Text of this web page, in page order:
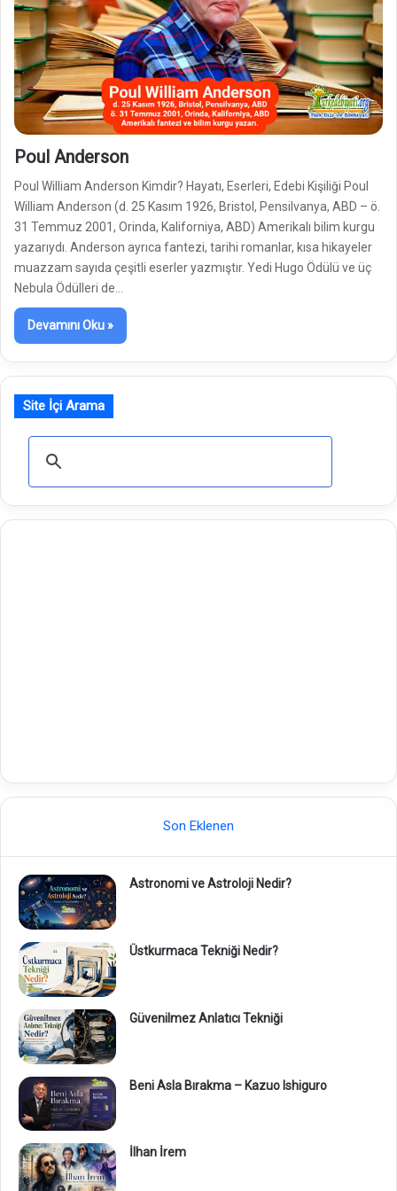
Poul Anderson
Poul William Anderson Kimdir? Hayatı, Eserleri, Edebi Kişiliği Poul
William Anderson (d. 25 Kasım 1926, Bristol, Pensilvanya, ABD – ö.
31 Temmuz 2001, Orinda, Kaliforniya, ABD) Amerikalı bilim kurgu
yazarıydı. Anderson ayrıca fantezi, tarihi romanlar, kısa hikayeler
muazzam sayıda çeşitli eserler yazmıştır. Yedi Hugo Ödülü ve üç
Nebula Ödülleri de…
Devamını Oku »
Site İçi Arama
Son Eklenen
Astronomi ve Astroloji Nedir?
Üstkurmaca Tekniği Nedir?
Güvenilmez Anlatıcı Tekniği
Beni Asla Bırakma – Kazuo Ishiguro
İlhan İrem